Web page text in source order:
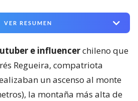
VER RESUMEN
e influencerchileno que
Regueira, compatriota
un ascenso al monte
la montaña más alta de